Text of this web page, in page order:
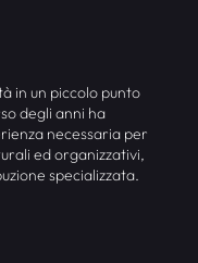
in un piccolo punto
degli anni ha
necessaria per
ed organizzativi,
specializzata.